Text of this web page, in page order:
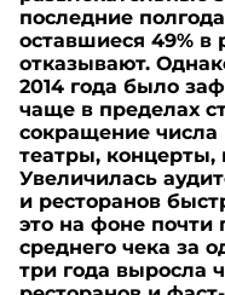
последние
оставшиеся 49% в
отказывают.
2014 года было
чаще в пределах
сокращение
театры, концерты,
Увеличилась
и ресторанов
это на фоне почти
среднего чека за
три года выросла